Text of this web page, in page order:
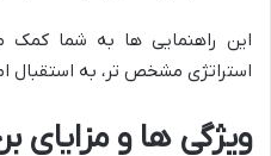
این راهنمایی ها به شما کمک
استراتژی مشخص تر، به استقبال
ویژگی ها و مزایای